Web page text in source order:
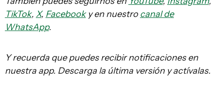
TikTok, X, Facebooky en nuestro canal de
WhatsApp.
Y recuerda que puedes recibir notificaciones en
nuestra app. Descarga la última versión y actívalas.